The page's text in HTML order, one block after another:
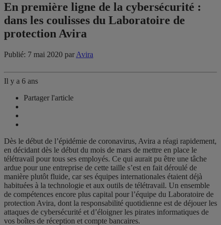
En première ligne de la cybersécurité :
dans les coulisses du Laboratoire de
protection Avira
Publié: 7 mai 2020 par Avira
Il y a 6 ans
Partager l'article
Dès le début de l’épidémie de coronavirus, Avira a réagi rapidement,
en décidant dès le début du mois de mars de mettre en place le
télétravail pour tous ses employés. Ce qui aurait pu être une tâche
ardue pour une entreprise de cette taille s’est en fait déroulé de
manière plutôt fluide, car ses équipes internationales étaient déjà
habituées à la technologie et aux outils de télétravail. Un ensemble
de compétences encore plus capital pour l’équipe du Laboratoire de
protection Avira, dont la responsabilité quotidienne est de déjouer les
attaques de cybersécurité et d’éloigner les pirates informatiques de
vos boîtes de réception et compte bancaires.